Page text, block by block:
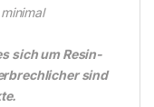
sich um Resin-
sind